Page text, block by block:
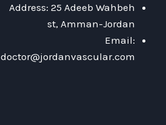
Address: 25 Adeeb Wahbeh
st, Amman-Jordan
Email:
doctor@jordanvascular.com